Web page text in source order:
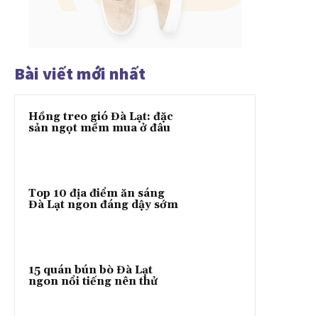
Bài viết mới nhất
Hồng treo gió Đà Lạt: đặc
sản ngọt mềm mua ở đâu
Top 10 địa điểm ăn sáng
Đà Lạt ngon đáng dậy sớm
15 quán bún bò Đà Lạt
ngon nổi tiếng nên thử